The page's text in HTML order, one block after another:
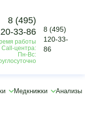
8 (495)
33-86
работы
Call-центра:
Пн-Вс:
8 (495)
120-33-
86
Медкнижки Анализы
302н